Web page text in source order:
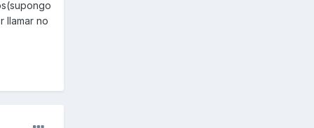
llamar no